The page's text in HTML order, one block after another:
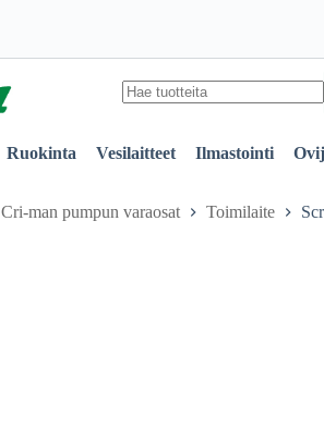
results
Ruokinta Vesilaitteet Ilmastointi
Cri-man pumpun varaosat Toimilaite